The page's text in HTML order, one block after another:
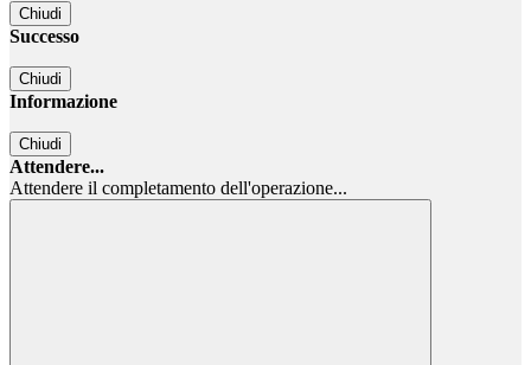
Chiudi
Successo
Chiudi
Informazione
Chiudi
Attendere...
Attendere il completamento dell'operazione...